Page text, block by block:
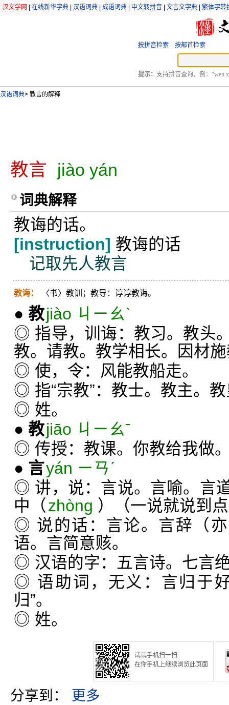
汉文学网 在线新华字典 汉语词典 成语词典 中文转拼音 文言文字典 繁体字转
按拼音检索 按部首检索
提示： 支持拼音查询，例：“wen
汉语词典> 教言的解释
教言 jiào yán
词典解释
教诲的话。
[instruction] 教诲的话
记取先人教言
教诲： 〈书〉教训；教导：谆谆教诲。
● 教jiào ㄐㄧㄠˋ
◎ 指导，训诲：教习。教头
教。请教。教学相长。因材
◎ 使，令：风能教船走。
◎ 指“宗教”：教士。教主。
◎ 姓。
● 教jiāo ㄐㄧㄠˉ
◎ 传授：教课。你教给我做
● 言yán ㄧㄢˊ
◎ 讲，说：言说。言喻。言
中（zhòng ）（一说就说到
◎ 说的话：言论。言辞（亦
语。言简意赅。
◎ 汉语的字：五言诗。七言
◎ 语助词，无义：言归于
归”。
◎ 姓。
试试手机扫一扫
在你手机上继续浏览此页面
分享到： 更多